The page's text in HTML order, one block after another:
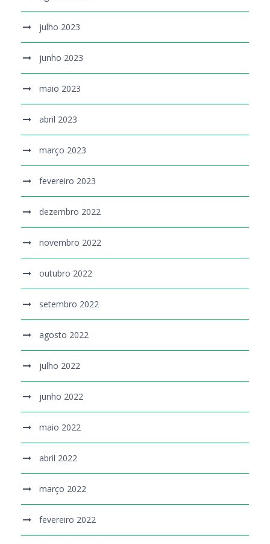
julho 2023
junho 2023
maio 2023
abril 2023
março 2023
fevereiro 2023
dezembro 2022
novembro 2022
outubro 2022
setembro 2022
agosto 2022
julho 2022
junho 2022
maio 2022
abril 2022
março 2022
fevereiro 2022